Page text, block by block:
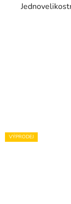
VÝPRODEJ